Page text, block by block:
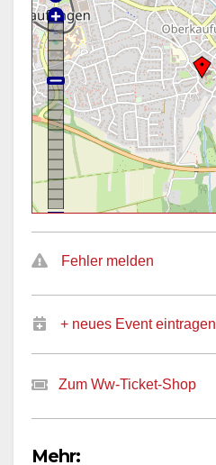
Fehler melden
+ neues Event eintragen
Zum Ww-Ticket-Shop
Mehr: